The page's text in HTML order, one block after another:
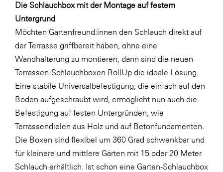
Die Schlauchbox mit der Montage auf festem
Untergrund
Möchten Gartenfreund:innen den Schlauch direkt auf
der Terrasse griffbereit haben, ohne eine
Wandhalterung zu montieren, dann sind die neuen
Terrassen-Schlauchboxen RollUp die ideale Lösung.
Eine stabile Universalbefestigung, die einfach auf den
Boden aufgeschraubt wird, ermöglicht nun auch die
Befestigung auf festen Untergründen, wie
Terrassendielen aus Holz und auf Betonfundamenten.
Die Boxen sind flexibel um 360 Grad schwenkbar und
für kleinere und mittlere Gärten mit 15 oder 20 Meter
Schlauch erhältlich. Ist schon eine Garten-Schlauchbox